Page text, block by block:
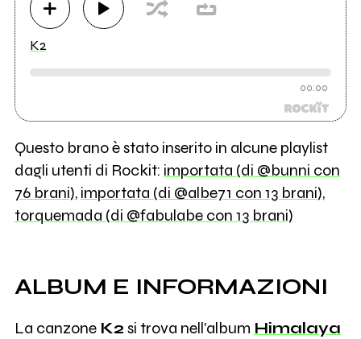
K2
00:00
Questo brano è stato inserito in alcune playlist
dagli utenti di Rockit: importata (di @bunni con
76 brani), importata (di @albe71 con 13 brani),
torquemada (di @fabulabe con 13 brani)
ALBUM E INFORMAZIONI
La canzone K2 si trova nell'album Himalaya